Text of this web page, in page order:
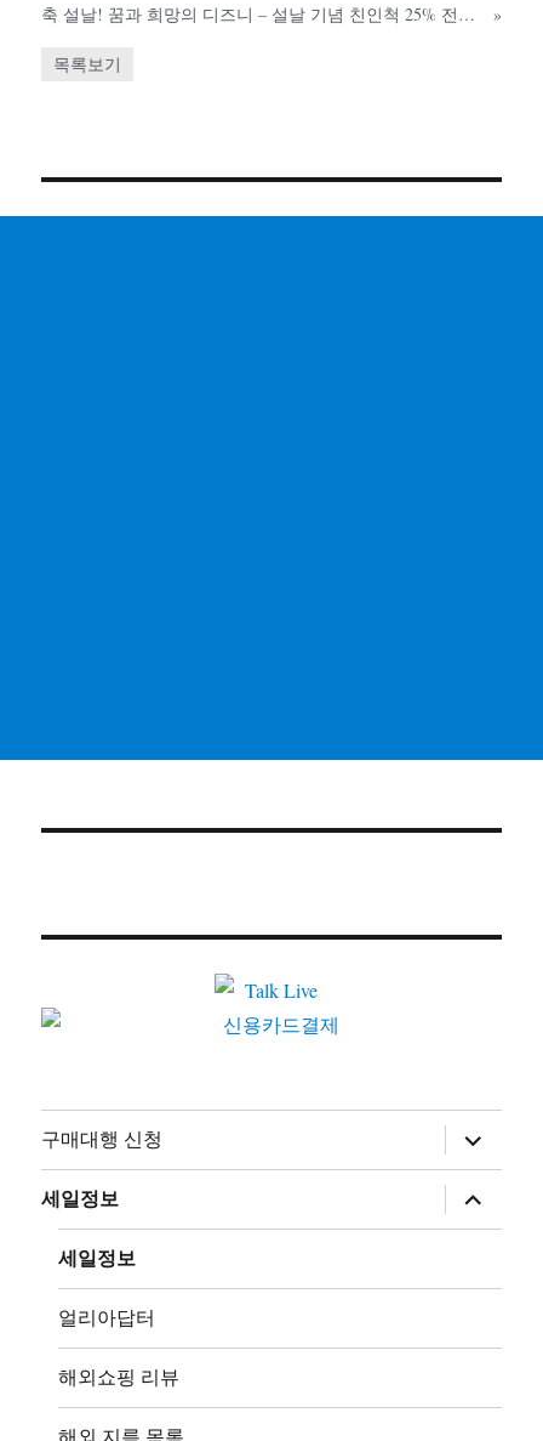
축 설날! 꿈과 희망의 디즈니 – 설날 기념 친인척 25% 전체 할인
»
목록보기
구매대행 신청
하
위
메
뉴
확
장
세일정보
하
위
메
장
세일정보
얼리아답터
해외쇼핑 리뷰